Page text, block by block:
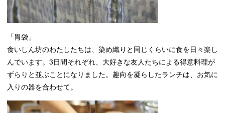
「胃袋」
食いしん坊のわたしたちは、染め織りと同じくらいに食を日々楽し
んでいます。3日間それぞれ、大好きな友人たちによる得意料理が
ずらりと並ぶことになりました。趣向を凝らしたランチは、お気に
入りの器を合わせて。